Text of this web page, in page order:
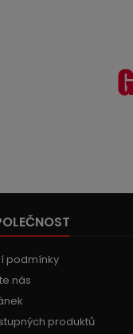
podmínky
nás
produktů